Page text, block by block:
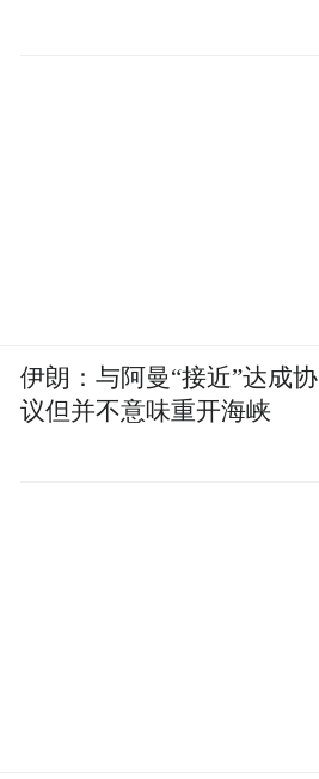
伊朗：与阿曼“接近”达成协
议但并不意味重开海峡